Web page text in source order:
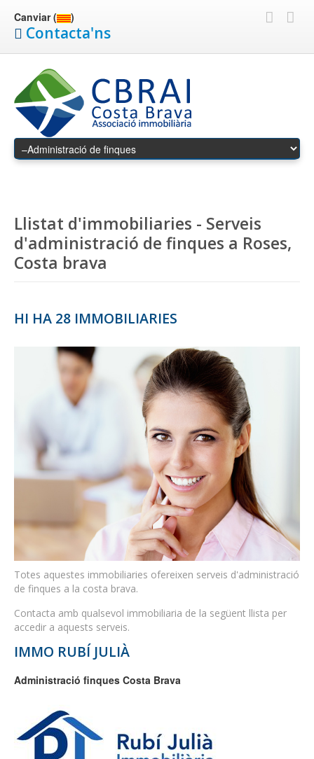
Canviar ( )
Contacta'ns
Llistat d'immobiliaries - Serveis
d'administració de finques a Roses,
Costa brava
HI HA 28 IMMOBILIARIES
Totes aquestes immobiliaries ofereixen serveis d'administració
de finques a la costa brava.
Contacta amb qualsevol immobiliaria de la següent llista per
accedir a aquests serveis.
IMMO RUBÍ JULIÀ
Administració finques Costa Brava